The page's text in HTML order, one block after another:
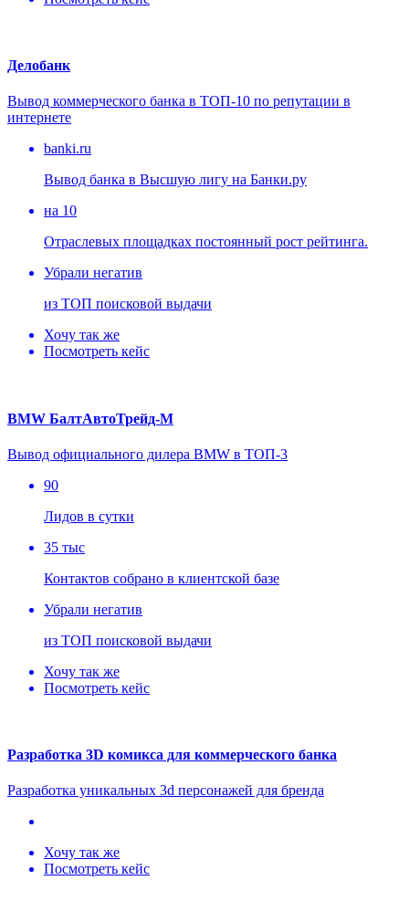
Делобанк
Вывод коммерческого банка в ТОП-10 по репутации в
интернете
banki.ru
Вывод банка в Высшую лигу на Банки.ру
на 10
Отраслевых площадках постоянный рост рейтинга.
Убрали негатив
из ТОП поисковой выдачи
Хочу так же
Посмотреть кейс
BMW БалтАвтоТрейд-М
Вывод официального дилера BMW в ТОП-3
90
Лидов в сутки
35 тыс
Контактов собрано в клиентской базе
Убрали негатив
из ТОП поисковой выдачи
Хочу так же
Посмотреть кейс
Разработка 3D комикса для коммерческого банка
Разработка уникальных 3d персонажей для бренда
Хочу так же
Посмотреть кейс